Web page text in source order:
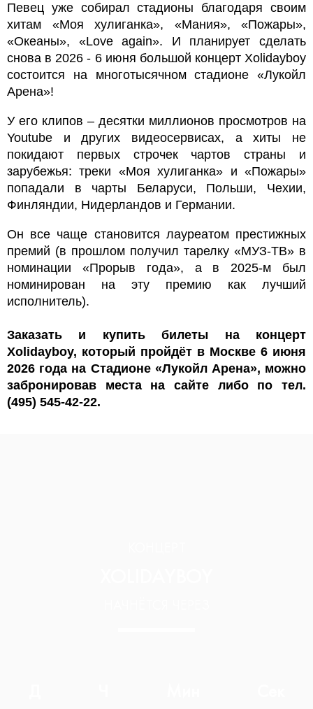
Певец уже собирал стадионы благодаря своим
хитам «Моя хулиганка», «Мания», «Пожары»,
«Океаны», «Love again». И планирует сделать
снова в 2026 - 6 июня большой концерт Xolidayboy
состоится на многотысячном стадионе «Лукойл
Арена»!
У его клипов – десятки миллионов просмотров на
Youtube и других видеосервисах, а хиты не
покидают первых строчек чартов страны и
зарубежья: треки «Моя хулиганка» и «Пожары»
попадали в чарты Беларуси, Польши, Чехии,
Финляндии, Нидерландов и Германии.
Он все чаще становится лауреатом престижных
премий (в прошлом получил тарелку «МУЗ-ТВ» в
номинации «Прорыв года», а в 2025-м был
номинирован на эту премию как лучший
исполнитель).
Заказать и купить билеты на концерт
Xolidayboy, который пройдёт в Москве 6 июня
2026 года на Стадионе «Лукойл Арена», можно
забронировав места на сайте либо по тел.
(495) 545-42-22.